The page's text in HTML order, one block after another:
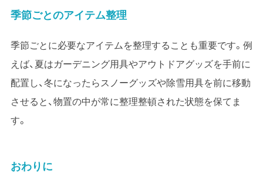
季節ごとのアイテム整理
季節ごとに必要なアイテムを整理することも重要です。例
えば、夏はガーデニング用具やアウトドアグッズを手前に
配置し、冬になったらスノーグッズや除雪用具を前に移動
させると、物置の中が常に整理整頓された状態を保てま
す。
おわりに